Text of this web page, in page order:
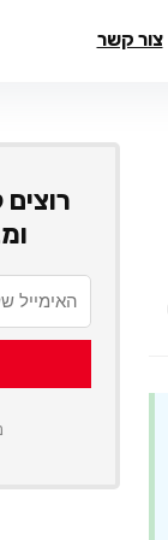
צור קשר